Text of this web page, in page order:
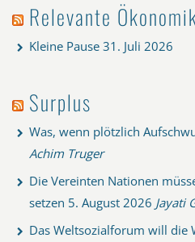
Relevante
Kleine Pause 31. Juli 2026
Surplus
Was, wenn plötzlich
Achim Truger
Die Vereinten Nationen
setzen 5. August 2026 Jayati
Das Weltsozialforum will die